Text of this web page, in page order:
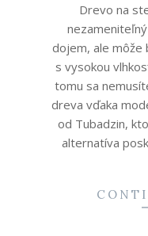
Drevo na
dojem, ale
s vysokou
tomu sa
dreva vďaka
od Tubadzin,
alternatíva